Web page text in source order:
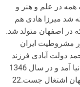
همه در علم و هنر و
شد میرزا هادی هم
در اصفهان متولد شد.
مشروطیت ایران
دولت آبادی فرزند
ارشد میرزا هادی در سال 1277 هـ . ق. به دنیا آمد و در سال 1346
هـ . ش وفات نمود وی به هدایت مردم اصفهان اشتغال جست.22